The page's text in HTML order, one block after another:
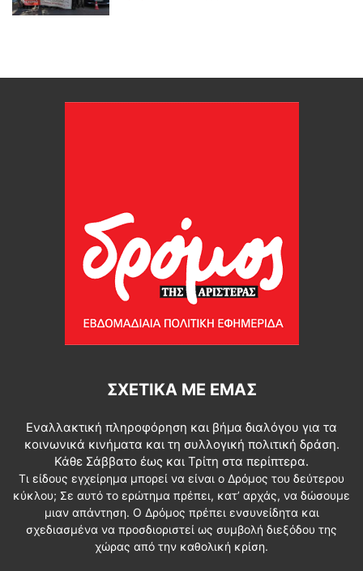
ΣΧΕΤΙΚΆ ΜΕ ΕΜΆΣ
Εναλλακτική πληροφόρηση και βήμα διαλόγου για τα
κοινωνικά κινήματα και τη συλλογική πολιτική δράση.
Κάθε Σάββατο έως και Τρίτη στα περίπτερα.
Τι είδους εγχείρημα μπορεί να είναι ο Δρόμος του δεύτερου
κύκλου; Σε αυτό το ερώτημα πρέπει, κατ’ αρχάς, να δώσουμε
μιαν απάντηση. Ο Δρόμος πρέπει ενσυνείδητα και
σχεδιασμένα να προσδιοριστεί ως συμβολή διεξόδου της
χώρας από την καθολική κρίση.